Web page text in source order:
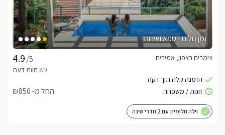
זמן חלום - ספא ואירוח
/5
צימרים בצפון, אמירים
החל מ- ₪850
וילה חלומית עם 2 חדרי שינה